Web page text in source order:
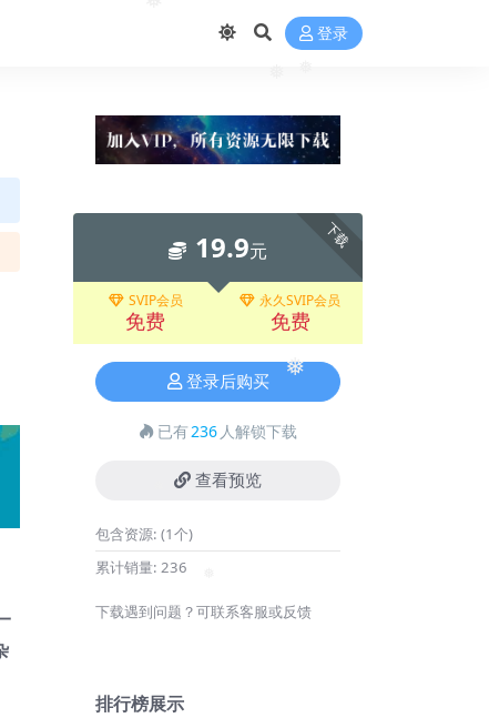
❅
登录
下载
19.9元
SVIP会员
免费
永久SVIP会员
免费
登录后购买
已有236 人解锁下载
查看预览
包含资源: (1个)
累计销量: 236
下载遇到问题？可联系客服或反馈
排行榜展示